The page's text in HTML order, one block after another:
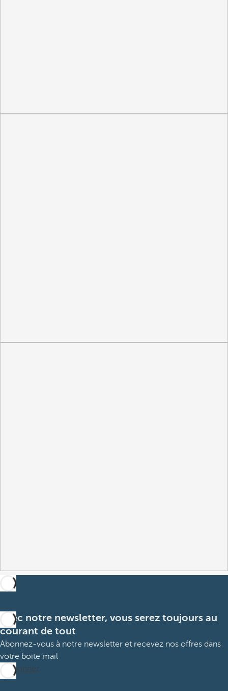
Avec notre newsletter, vous serez toujours au
courant de tout
Abonnez-vous à notre newsletter et recevez nos offres dans
votre boite mail
M’abonner